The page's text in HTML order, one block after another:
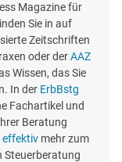
Magazine für
Sie in auf
Zeitschriften
oder derAAZ
Wissen, das Sie
In der ErbBstg
Fachartikel und
Beratung
effektiv mehr zum
Steuerberatung